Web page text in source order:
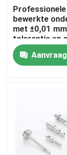
Thuis
Over ons
Professionele
bewerkte
met ±0,01 mm
tolerantie en
gemaakte